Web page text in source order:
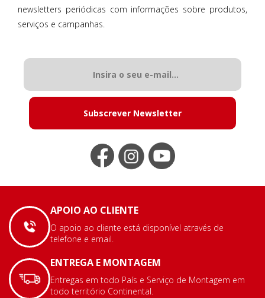
newsletters periódicas com informações sobre produtos,
serviços e campanhas.
Subscrever Newsletter
APOIO AO CLIENTE
O apoio ao cliente está disponível através de
telefone e email.
ENTREGA E MONTAGEM
Entregas em todo País e Serviço de Montagem em
todo território Continental.